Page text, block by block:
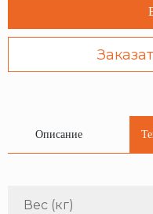
Описание
Вес (кг)